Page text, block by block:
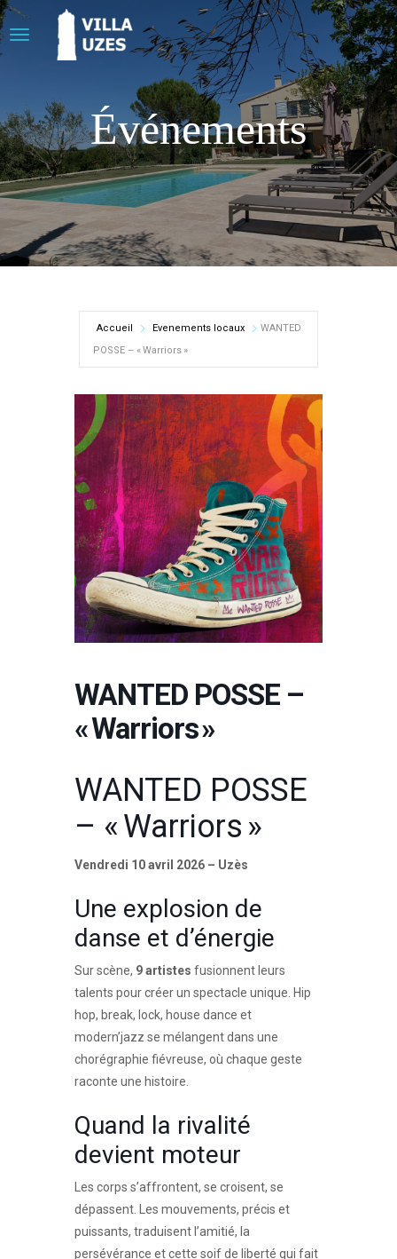
Événements
Accueil Evenements locaux
WANTED
POSSE – « Warriors »
WANTED POSSE –
« Warriors »
WANTED POSSE
– « Warriors »
Vendredi 10 avril 2026 – Uzès
Une explosion de
danse et d’énergie
Sur scène, 9 artistes fusionnent leurs
talents pour créer un spectacle unique. Hip
hop, break, lock, house dance et
modern’jazz se mélangent dans une
chorégraphie fiévreuse, où chaque geste
raconte une histoire.
Quand la rivalité
devient moteur
Les corps s’affrontent, se croisent, se
dépassent. Les mouvements, précis et
puissants, traduisent l’amitié, la
persévérance et cette soif de liberté qui fait